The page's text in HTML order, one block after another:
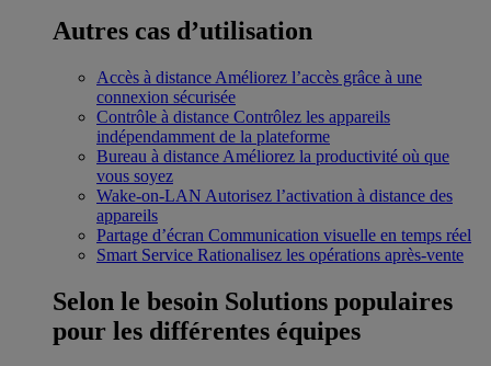
Autres cas d’utilisation
Accès à distance Améliorez l’accès grâce à une
connexion sécurisée
Contrôle à distance Contrôlez les appareils
indépendamment de la plateforme
Bureau à distance Améliorez la productivité où que
vous soyez
Wake-on-LAN Autorisez l’activation à distance des
appareils
Partage d’écran Communication visuelle en temps réel
Smart Service Rationalisez les opérations après-vente
Selon le besoin Solutions populaires
pour les différentes équipes